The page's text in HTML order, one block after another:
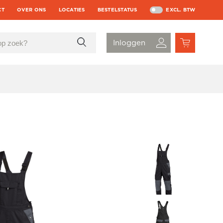
OVER ONS LOCATIES BESTELSTATUS EXCL. BTW